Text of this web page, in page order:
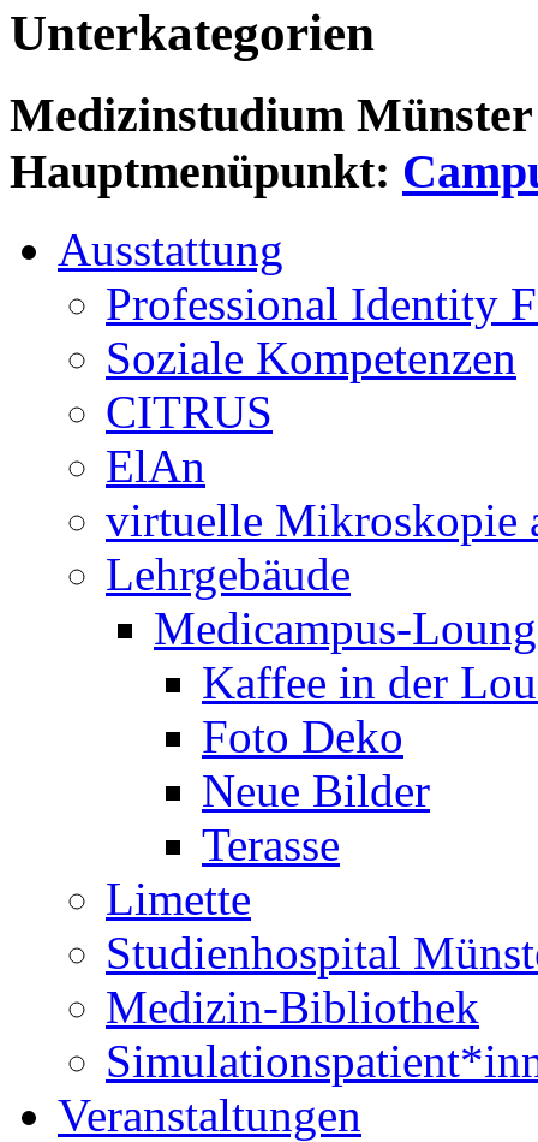
Unterkategorien
Medizinstudium
Hauptmenüpunkt:
Ausstattung
Professional Identity
Soziale Kompetenzen
CITRUS
ElAn
virtuelle Mikroskopie
Lehrgebäude
Medicampus-
Kaffee in der
Foto Deko
Neue Bilder
Terasse
Limette
Studienhospital
Medizin-Bibliothek
Veranstaltungen